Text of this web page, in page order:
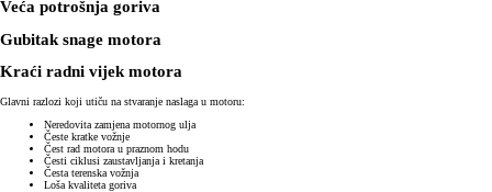
Veća potrošnja goriva
Gubitak snage motora
Kraći radni vijek motora
Glavni razlozi koji utiču na stvaranje naslaga u motoru:
Neredovita zamjena motornog ulja
Česte kratke vožnje
Čest rad motora u praznom hodu
Česti ciklusi zaustavljanja i kretanja
Česta terenska vožnja
Loša kvaliteta goriva